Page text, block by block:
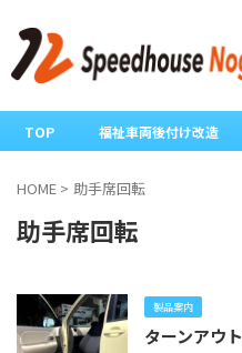
TOP 福祉車両後付け改造
HOME > 助手席回転
助手席回転
製品案内
ターンアウト